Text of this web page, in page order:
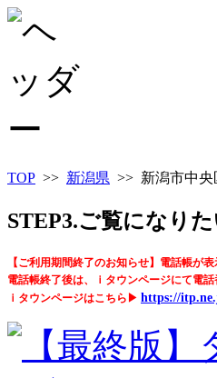
TOP >> 新潟県 >> 新潟市中央
STEP3.ご覧になり
【ご利用期間終了のお知らせ】電話帳が
電話帳終了後は、ｉタウンページにて電
ｉタウンページはこちら▶ https://